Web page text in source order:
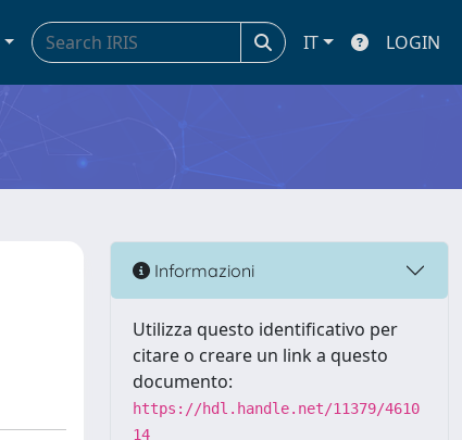
IT LOGIN
Informazioni
Utilizza questo identificativo per
citare o creare un link a questo
documento:
https://hdl.handle.net/11379/4610
14